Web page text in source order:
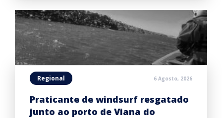
Regional 6 Agosto, 2026
Praticante de windsurf resgatado
junto ao porto de Viana do